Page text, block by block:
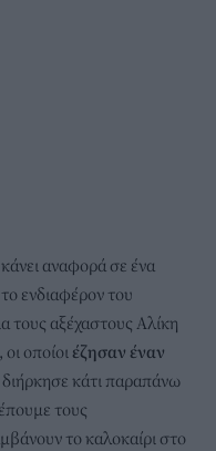
αναφορά σε ένα
ενδιαφέρον του
τους αξέχαστους Αλίκη
οποίοι έζησαν έναν
κάτι παραπάνω
τους
το καλοκαίρι στο